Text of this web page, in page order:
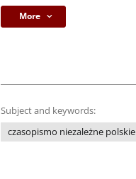
More
Subject and keywords:
czasopismo niezależne polskie